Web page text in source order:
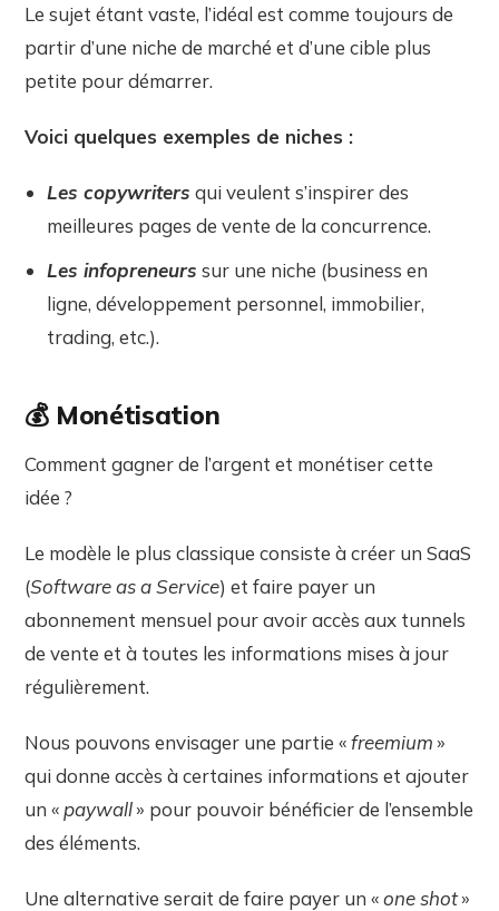
Le sujet étant vaste, l’idéal est comme toujours de
partir d’une niche de marché et d’une cible plus
petite pour démarrer.
Voici quelques exemples de niches :
Les copywriters qui veulent s’inspirer des
meilleures pages de vente de la concurrence.
Les infopreneurs sur une niche (business en
ligne, développement personnel, immobilier,
trading, etc.).
💰 Monétisation
Comment gagner de l’argent et monétiser cette
idée ?
Le modèle le plus classique consiste à créer un SaaS
(Software as a Service) et faire payer un
abonnement mensuel pour avoir accès aux tunnels
de vente et à toutes les informations mises à jour
régulièrement.
Nous pouvons envisager une partie «freemium »
qui donne accès à certaines informations et ajouter
un « paywall» pour pouvoir bénéficier de l’ensemble
des éléments.
Une alternative serait de faire payer un «one shot»